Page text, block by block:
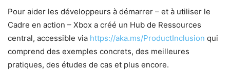
Pour aider les développeurs à démarrer – et à utiliser le
Cadre en action – Xbox a créé un Hub de Ressources
central, accessible via https://aka.ms/ProductInclusion qui
comprend des exemples concrets, des meilleures
pratiques, des études de cas et plus encore.